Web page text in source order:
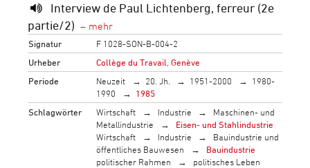
Interview de Paul Lichtenberg, ferreur (2e
partie/2)
Signatur
F 1028-SON-B-004-2
Urheber
Collège du Travail, Genève
Periode
Neuzeit 20. Jh. 1951-2000
1980-
1990
1985
Schlagwörter
Wirtschaft Industrie
Maschinen- und
Metallindustrie
Eisen- und Stahlindustrie
Wirtschaft
Industrie
Bauindustrie und
öffentliches Bauwesen
Bauindustrie
politischer Rahmen
politisches Leben